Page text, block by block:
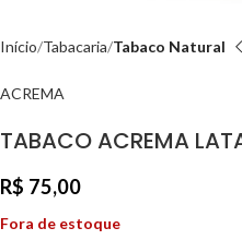
Início Tabacaria Tabaco Natural
ACREMA
TABACO ACREMA
R$ 75,00
Fora de estoque